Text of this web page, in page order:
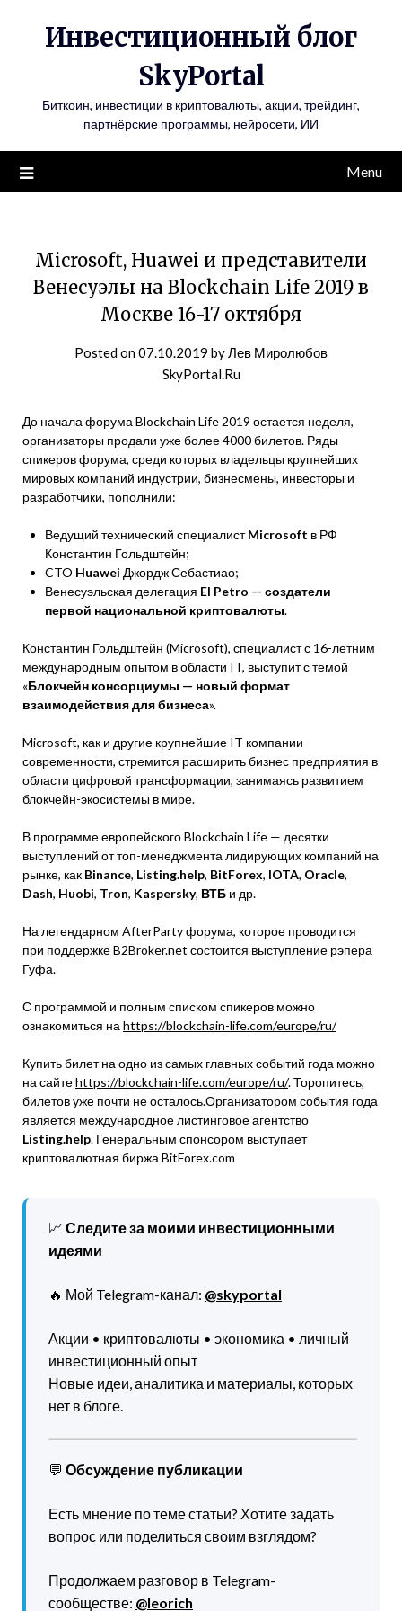
Инвестиционный блог
SkyPortal
Биткоин, инвестиции в криптовалюты, акции, трейдинг,
партнёрские программы, нейросети, ИИ
Menu
Microsoft, Huawei и представители
Венесуэлы на Blockchain Life 2019 в
Москве 16-17 октября
Posted on07.10.2019 byЛев Миролюбов
SkyPortal.Ru
До начала форума Blockchain Life 2019 остается неделя,
организаторы продали уже более 4000 билетов. Ряды
спикеров форума, среди которых владельцы крупнейших
мировых компаний индустрии, бизнесмены, инвесторы и
разработчики, пополнили:
Ведущий технический специалистMicrosoft в РФ
Константин Гольдштейн;
CTO Huawei Джордж Себастиао;
Венесуэльская делегация El Petro — создатели
первой национальной криптовалюты.
Константин Гольдштейн (Microsoft), специалист с 16-летним
международным опытом в области IT, выступит с темой
«Блокчейн консорциумы — новый формат
взаимодействия для бизнеса».
Microsoft, как и другие крупнейшие IT компании
современности, стремится расширить бизнес предприятия в
области цифровой трансформации, занимаясь развитием
блокчейн-экосистемы в мире.
В программе европейского Blockchain Life — десятки
выступлений от топ-менеджмента лидирующих компаний на
рынке, как Binance, Listing.help, BitForex, IOTA, Oracle,
Dash, Huobi, Tron, Kaspersky, ВТБ и др.
На легендарном AfterParty форума, которое проводится
при поддержке B2Broker.net состоится выступление рэпера
Гуфа.
С программой и полным списком спикеров можно
ознакомиться на https://blockchain-life.com/europe/ru/
Купить билет на одно из самых главных событий года можно
на сайтеhttps://blockchain-life.com/europe/ru/. Торопитесь,
билетов уже почти не осталось.Организатором события года
является международное листинговое агентство
Listing.help. Генеральным спонсором выступает
криптовалютная биржа BitForex.com
📈 Следите за моими инвестиционными
идеями
🔥 Мой Telegram-канал: @skyportal
Акции • криптовалюты • экономика • личный
инвестиционный опыт
Новые идеи, аналитика и материалы, которых
нет в блоге.
💬 Обсуждение публикации
Есть мнение по теме статьи? Хотите задать
вопрос или поделиться своим взглядом?
Продолжаем разговор в Telegram-
сообществе: @leorich